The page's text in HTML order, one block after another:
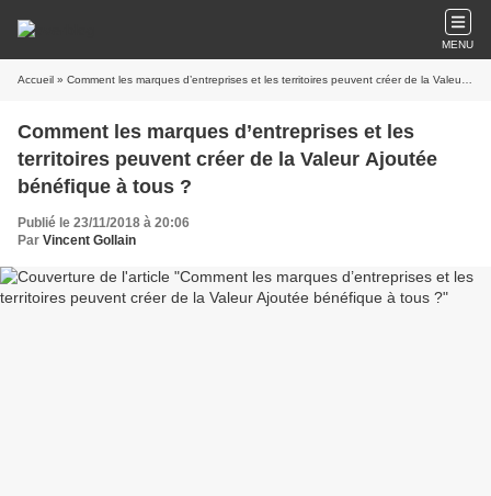
MENU
Accueil » Comment les marques d’entreprises et les territoires peuvent créer de la Valeur Ajoutée bénéfique à tous ?
Comment les marques d’entreprises et les
territoires peuvent créer de la Valeur Ajoutée
bénéfique à tous ?
Publié le 23/11/2018 à 20:06
Par Vincent Gollain